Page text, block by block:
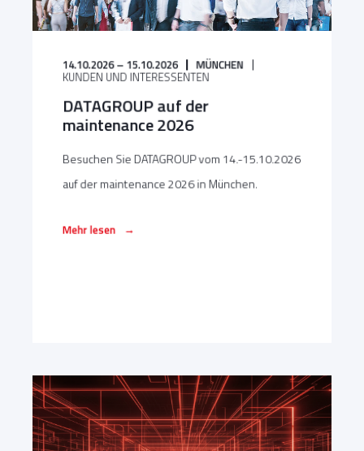
14.10.2026 – 15.10.2026 MÜNCHEN
KUNDEN UND INTERESSENTEN
DATAGROUP auf der
maintenance 2026
Besuchen Sie DATAGROUP vom 14.-15.10.2026
auf der maintenance 2026 in München.
Mehr lesen →